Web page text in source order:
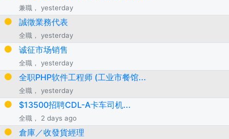
兼職， yesterday
誠徵業務代表
全職， yesterday
诚征市场销售
全職， yesterday
全职PHP软件工程师 (工业市餐馆...
全職， yesterday
$13500招聘CDL-A卡车司机...
全職， 2 days ago
倉庫／收發貨經理